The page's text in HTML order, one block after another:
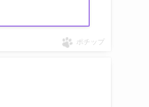
ポチップ